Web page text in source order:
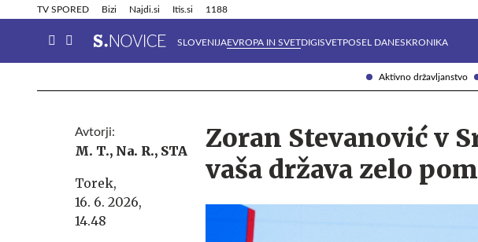
Aktivno državljanstvo
TV SPORED Bizi Najdi.si Itis.si 1188
SLOVENIJAEVROPA IN SVETDIGISVETPOSEL DANESKRONIKA
Info in obvestila Tehnik
Avtorji:
M. T., Na. R., STA
Torek,
16. 6. 2026,
14.48
Zoran Stevanović v
vaša država zelo